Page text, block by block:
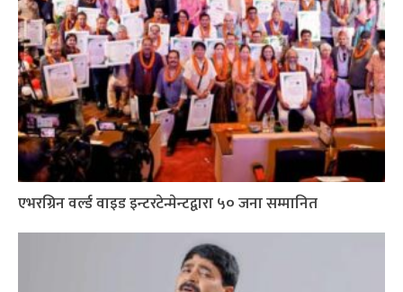
एभरग्रिन वर्ल्ड वाइड इन्टरटेन्मेन्टद्वारा ५० जना सम्मानित